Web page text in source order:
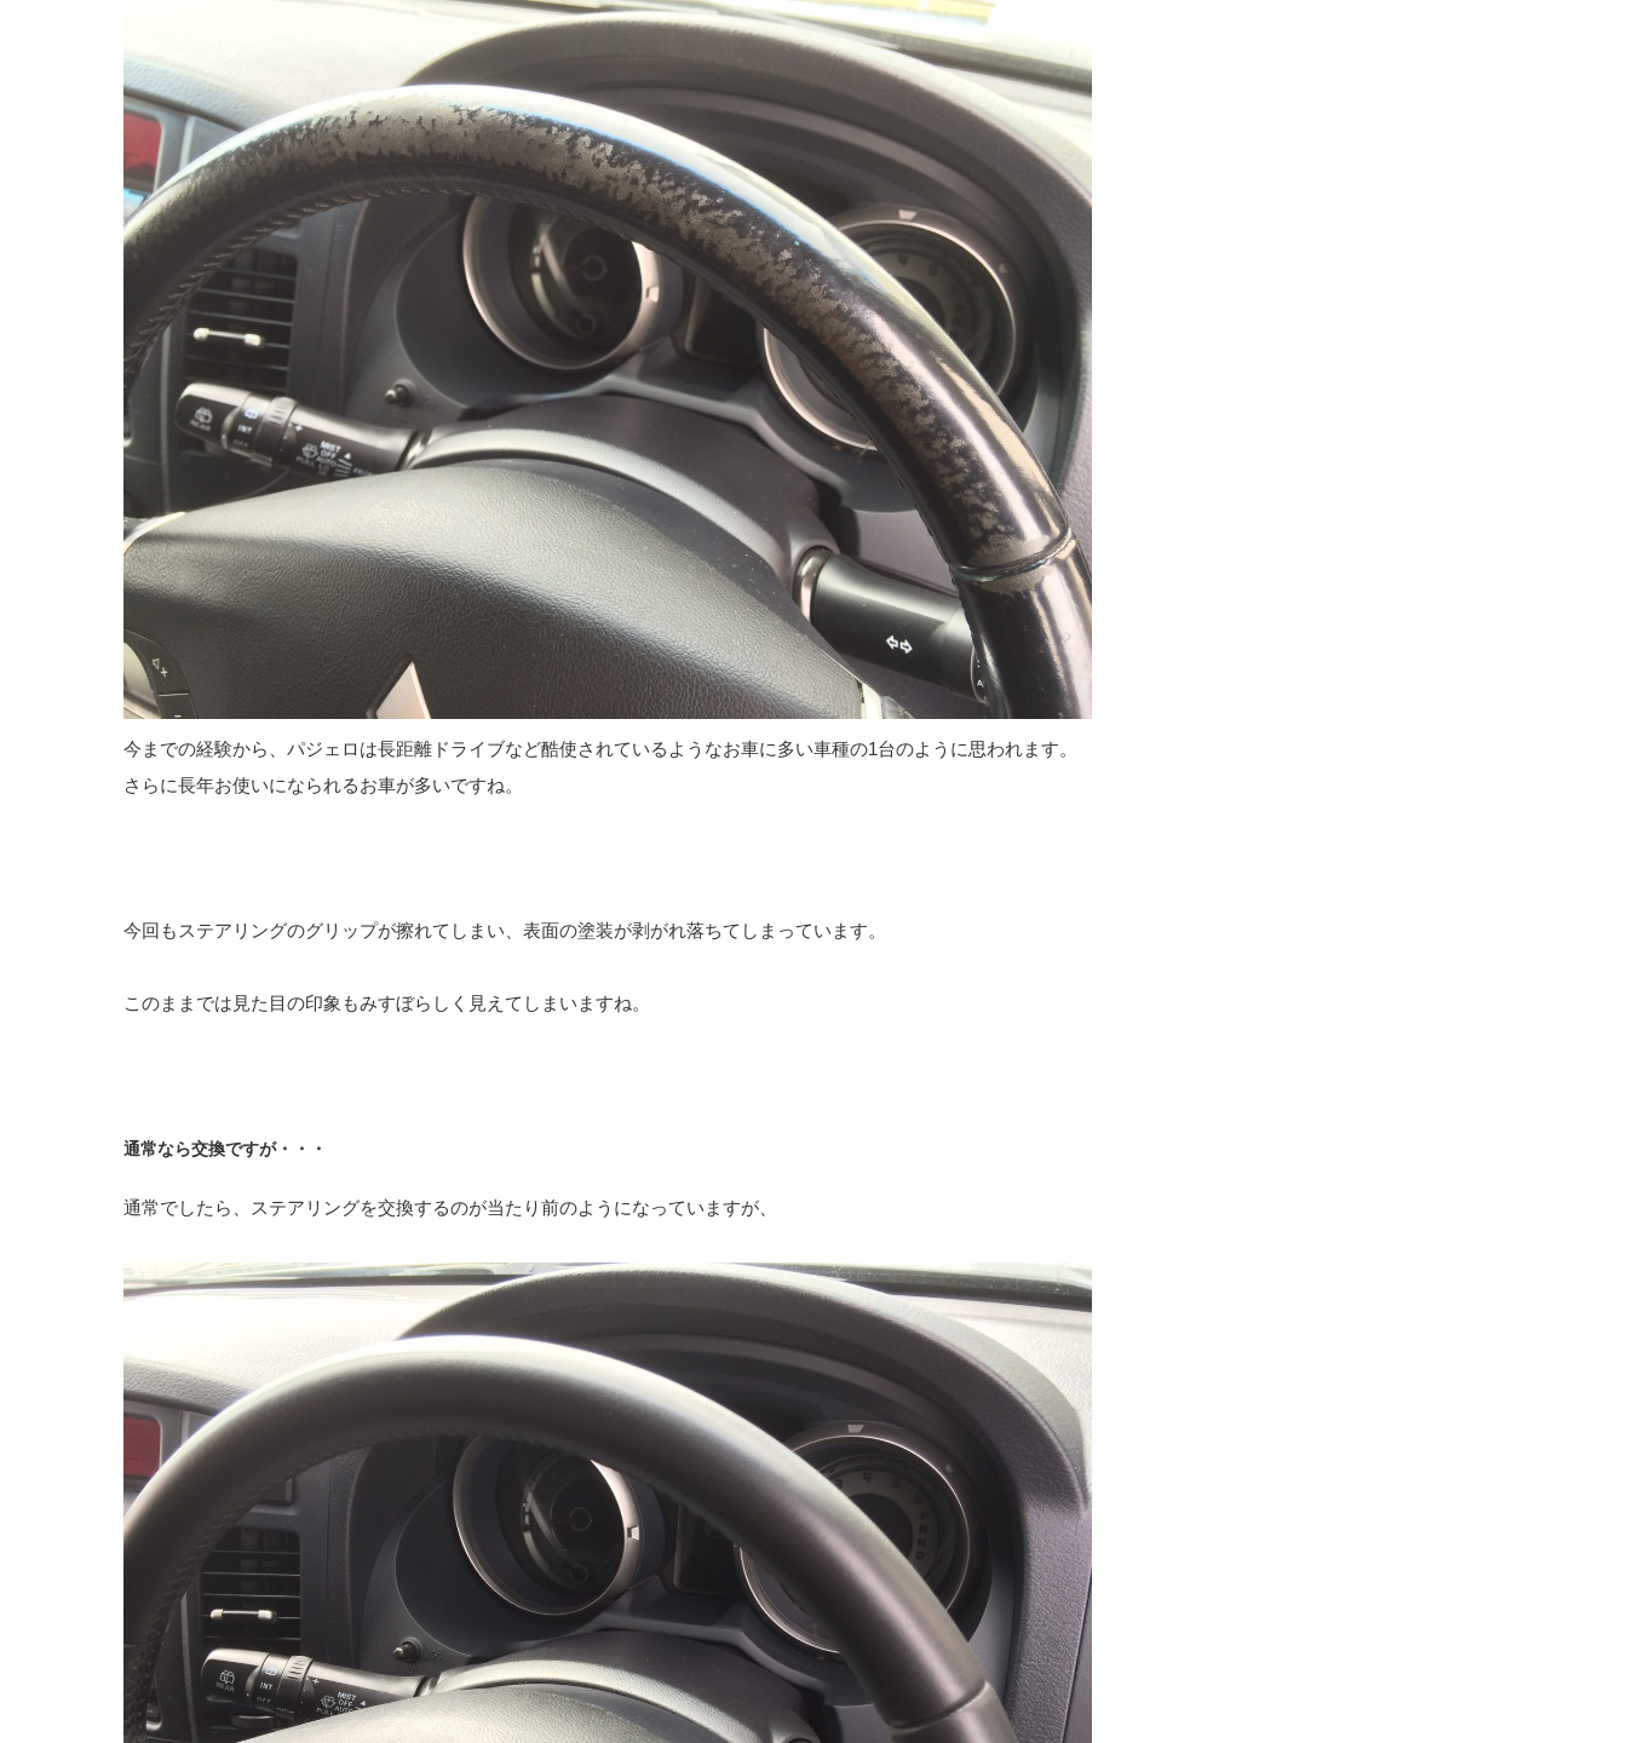
今までの経験から、パジェロは長距離ドライブなど酷使されているようなお車に多い車種の1台のように思われます。
さらに長年お使いになられるお車が多いですね。
今回もステアリングのグリップが擦れてしまい、表面の塗装が剥がれ落ちてしまっています。
このままでは見た目の印象もみすぼらしく見えてしまいますね。
通常なら交換ですが・・・
通常でしたら、ステアリングを交換するのが当たり前のようになっていますが、